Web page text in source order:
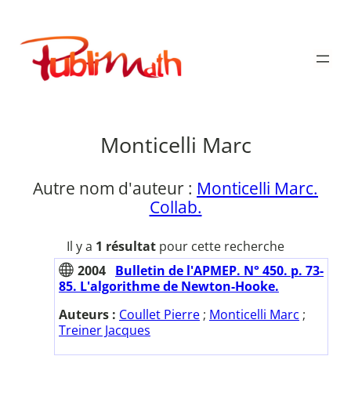
contenu
Publimath
Monticelli Marc
Autre nom d'auteur : Monticelli Marc.
Collab.
Il y a 1 résultat pour cette recherche
2004 Bulletin de l'APMEP. N° 450. p. 73-
85. L'algorithme de Newton-Hooke.
Auteurs : Coullet Pierre ; Monticelli Marc ;
Treiner Jacques